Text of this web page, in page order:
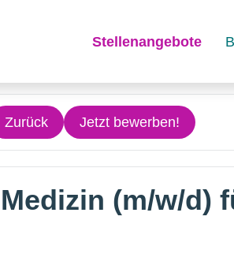
Stellenangebote
Zurück Jetzt bewerben!
(m/w/d)